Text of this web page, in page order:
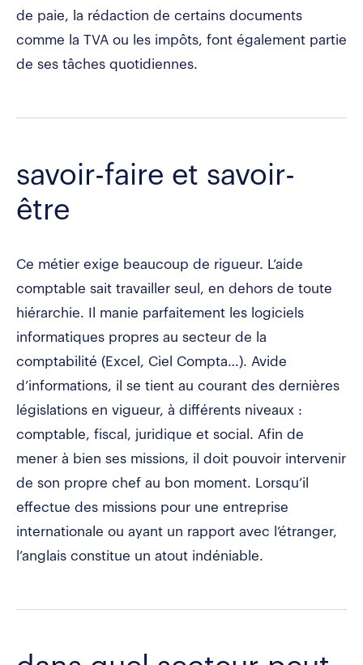
de paie, la rédaction de certains documents
comme la TVA ou les impôts, font également partie
de ses tâches quotidiennes.
savoir-faire et savoir-
être
Ce métier exige beaucoup de rigueur. L’aide
comptable sait travailler seul, en dehors de toute
hiérarchie. Il manie parfaitement les logiciels
informatiques propres au secteur de la
comptabilité (Excel, Ciel Compta…). Avide
d’informations, il se tient au courant des dernières
législations en vigueur, à différents niveaux :
comptable, fiscal, juridique et social. Afin de
mener à bien ses missions, il doit pouvoir intervenir
de son propre chef au bon moment. Lorsqu’il
effectue des missions pour une entreprise
internationale ou ayant un rapport avec l’étranger,
l’anglais constitue un atout indéniable.